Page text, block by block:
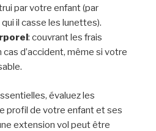
par votre enfant (par
il casse les lunettes).
: couvrant les frais
d’accident, même si votre
évaluez les
profil de votre enfant et ses
extension vol peut être